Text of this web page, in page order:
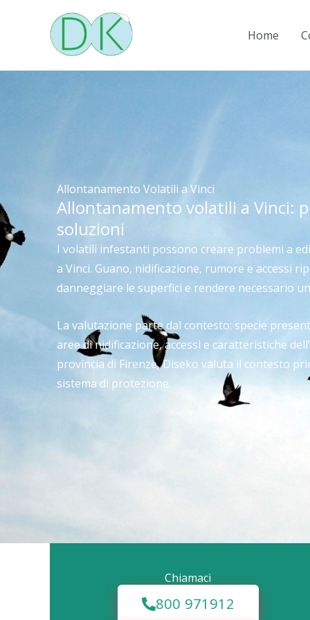
contenuto
Home
Allontanamento Volatili a Vinci
Allontanamento volatili a Vinci:
soluzioni
I volatili infestanti possono creare problemi a
a Vinci. Guano, nidificazione, rumore e accessi
danneggiare le superfici e rendere necessario
La valutazione parte dal contesto: specie
aree di nidificazione, accessi e caratteristiche
provincia di Firenze, Diseko valuta il contesto
sistema di protezione.
Chiamaci
800 971912